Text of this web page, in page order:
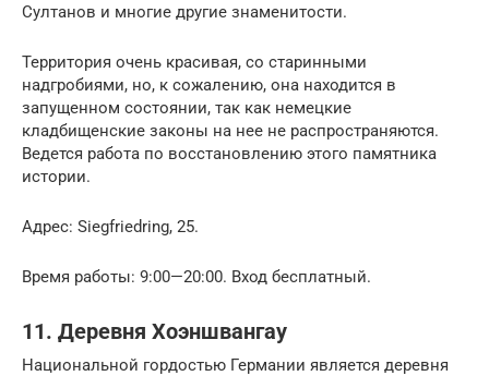
Султанов и многие другие знаменитости.
Территория очень красивая, со старинными
надгробиями, но, к сожалению, она находится в
запущенном состоянии, так как немецкие
кладбищенские законы на нее не распространяются.
Ведется работа по восстановлению этого памятника
истории.
Адрес: Siegfriedring, 25.
Время работы: 9:00—20:00. Вход бесплатный.
11. Деревня Хоэншвангау
Национальной гордостью Германии является деревня